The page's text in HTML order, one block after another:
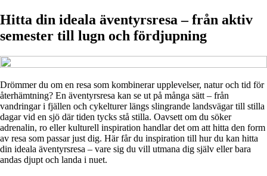
Hitta din ideala äventyrsresa – från aktiv
semester till lugn och fördjupning
Drömmer du om en resa som kombinerar upplevelser, natur och tid för
återhämtning? En äventyrsresa kan se ut på många sätt – från
vandringar i fjällen och cykelturer längs slingrande landsvägar till stilla
dagar vid en sjö där tiden tycks stå stilla. Oavsett om du söker
adrenalin, ro eller kulturell inspiration handlar det om att hitta den form
av resa som passar just dig. Här får du inspiration till hur du kan hitta
din ideala äventyrsresa – vare sig du vill utmana dig själv eller bara
andas djupt och landa i nuet.